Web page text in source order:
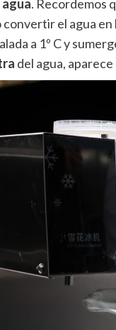
. Recordemos
el agua
a 1º C y
del agua, aparece